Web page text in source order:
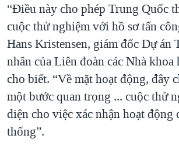
“Điều này cho phép Trung Quốc
cuộc thử nghiệm với hồ sơ tấn
Hans Kristensen, giám đốc Dự án
nhân của Liên đoàn các Nhà
cho biết. “Về mặt hoạt động, đây
một bước quan trọng ... cuộc thử
diện cho việc xác nhận hoạt động
thống”.